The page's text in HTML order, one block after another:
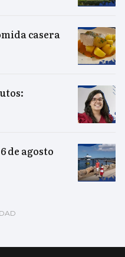
casera
de agosto